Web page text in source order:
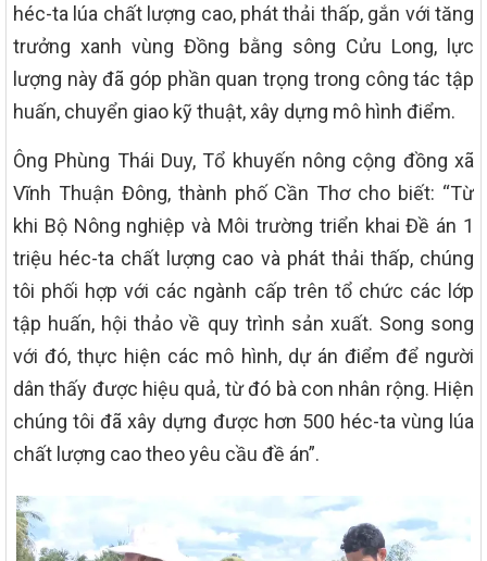
héc-ta lúa chất lượng cao, phát thải thấp, gắn với tăng
trưởng xanh vùng Đồng bằng sông Cửu Long, lực
lượng này đã góp phần quan trọng trong công tác tập
huấn, chuyển giao kỹ thuật, xây dựng mô hình điểm.
Ông Phùng Thái Duy, Tổ khuyến nông cộng đồng xã
Vĩnh Thuận Đông, thành phố Cần Thơ cho biết: “Từ
khi Bộ Nông nghiệp và Môi trường triển khai Đề án 1
triệu héc-ta chất lượng cao và phát thải thấp, chúng
tôi phối hợp với các ngành cấp trên tổ chức các lớp
tập huấn, hội thảo về quy trình sản xuất. Song song
với đó, thực hiện các mô hình, dự án điểm để người
dân thấy được hiệu quả, từ đó bà con nhân rộng. Hiện
chúng tôi đã xây dựng được hơn 500 héc-ta vùng lúa
chất lượng cao theo yêu cầu đề án”.